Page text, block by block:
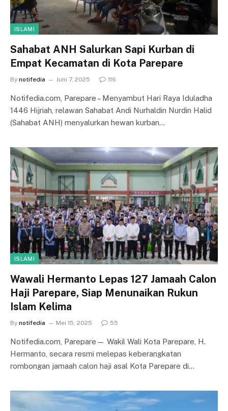
ISLAMI
Sahabat ANH Salurkan Sapi Kurban di
Empat Kecamatan di Kota Parepare
By notifedia Juni 7, 2025 116
Notifedia.com, Parepare – Menyambut Hari Raya Iduladha
1446 Hijriah, relawan Sahabat Andi Nurhaldin Nurdin Halid
(Sahabat ANH) menyalurkan hewan kurban…
ISLAMI
Wawali Hermanto Lepas 127 Jamaah Calon
Haji Parepare, Siap Menunaikan Rukun
Islam Kelima
By notifedia Mei 15, 2025 55
Notifedia.com, Parepare— Wakil Wali Kota Parepare, H.
Hermanto, secara resmi melepas keberangkatan
rombongan jamaah calon haji asal Kota Parepare di…